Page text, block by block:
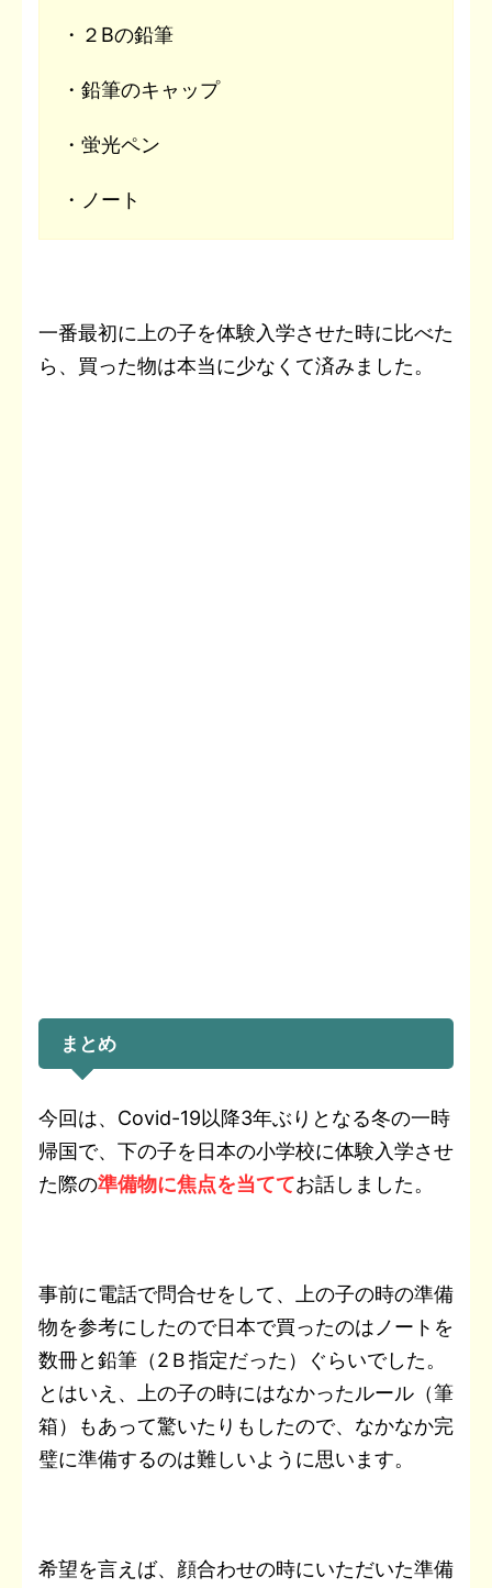
・２Bの鉛筆
・鉛筆のキャップ
・蛍光ペン
・ノート
一番最初に上の子を体験入学させた時に比べた
ら、買った物は本当に少なくて済みました。
まとめ
今回は、Covid-19以降3年ぶりとなる冬の一時
帰国で、下の子を日本の小学校に体験入学させ
た際の準備物に焦点を当ててお話しました。
事前に電話で問合せをして、上の子の時の準備
物を参考にしたので日本で買ったのはノートを
数冊と鉛筆（2Ｂ指定だった）ぐらいでした。
とはいえ、上の子の時にはなかったルール（筆
箱）もあって驚いたりもしたので、なかなか完
璧に準備するのは難しいように思います。
希望を言えば、顔合わせの時にいただいた準備